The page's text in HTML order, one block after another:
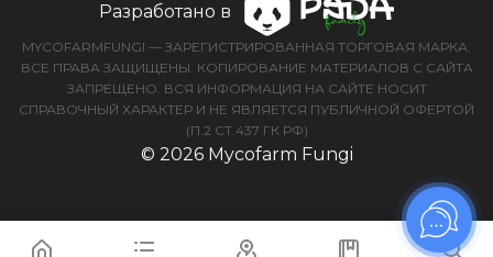
© 2026 Mycofarm Fungi
Разработано в
MYCOFARMFUNGI — ЗАРЕГИСТРИРОВАННАЯ ТОРГОВАЯ МАРКА.
ВСЕ ПРАВА ЗАЩИЩЕНЫ. КОПИРОВАНИЕ МАТЕРИАЛОВ С САЙТА
ЗАПРЕЩЕНО. ВСЯ ИНФОРМАЦИЯ НА САЙТЕ НОСИТ
СПРАВОЧНЫЙ ХАРАКТЕР И НЕ ЯВЛЯЕТСЯ ПУБЛИЧНОЙ ОФЕРТОЙ
(П.2 СТ.437 ГК РФ)